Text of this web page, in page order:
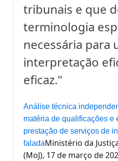
tribunais e que
terminologia
necessária para
interpretação
eficaz."
Análise técnica
matéria de qualificações e
prestação de serviços de
faladaMinistério da
(MoJ), 17 de março de